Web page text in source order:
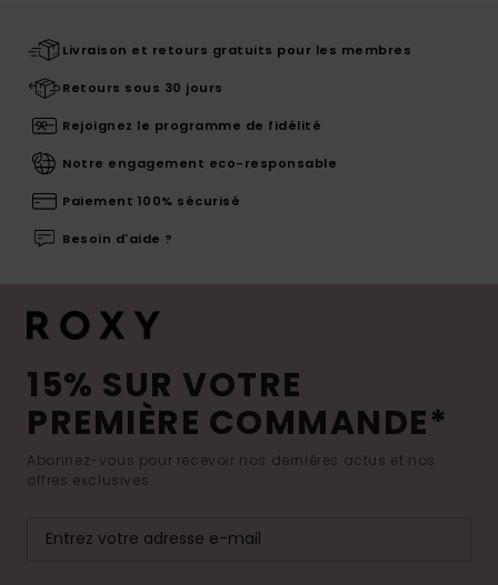
Livraison et retours gratuits pour les membres
Retours sous 30 jours
Rejoignez le programme de fidélité
Notre engagement eco-responsable
Paiement 100% sécurisé
Besoin d'aide ?
15% SUR VOTRE
PREMIÈRE COMMANDE*
Abonnez-vous pour recevoir nos dernières actus et nos
offres exclusives.